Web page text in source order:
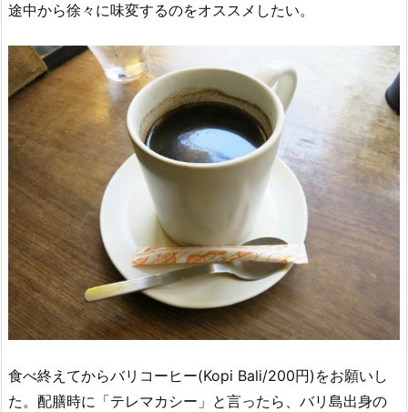
途中から徐々に味変するのをオススメしたい。
食べ終えてからバリコーヒー(Kopi Bali/200円)をお願いし
た。配膳時に「テレマカシー」と言ったら、バリ島出身の